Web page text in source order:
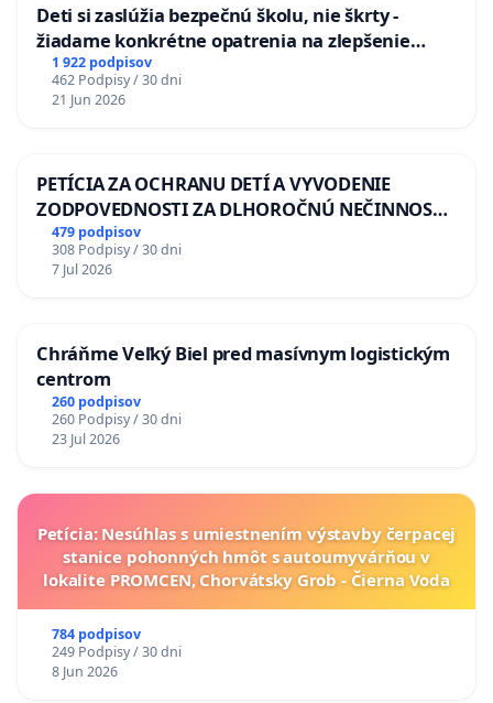
Deti si zaslúžia bezpečnú školu, nie škrty -
žiadame konkrétne opatrenia na zlepšenie
situácie v školstve
1 922 podpisov
462 Podpisy / 30 dni
21 Jun 2026
PETÍCIA ZA OCHRANU DETÍ A VYVODENIE
ZODPOVEDNOSTI ZA DLHOROČNÚ NEČINNOSŤ
A ZLYHANIE ŠTÁTU
479 podpisov
308 Podpisy / 30 dni
7 Jul 2026
Chráňme Veľký Biel pred masívnym logistickým
centrom
260 podpisov
260 Podpisy / 30 dni
23 Jul 2026
Petícia: Nesúhlas s umiestnením výstavby čerpacej
stanice pohonných hmôt s autoumyvárňou v
lokalite PROMCEN, Chorvátsky Grob - Čierna Voda
784 podpisov
249 Podpisy / 30 dni
8 Jun 2026